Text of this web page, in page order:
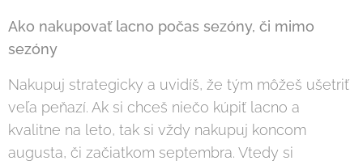
Ako nakupovať lacno počas sezóny, či mimo
sezóny
Nakupuj strategicky a uvidíš, že tým môžeš ušetriť
veľa peňazí. Ak si chceš niečo kúpiť lacno a
kvalitne na leto, tak si vždy nakupuj koncom
augusta, či začiatkom septembra. Vtedy si